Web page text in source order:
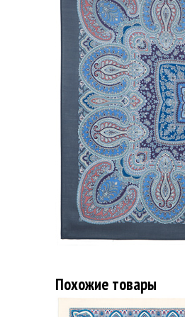
Похожие товары